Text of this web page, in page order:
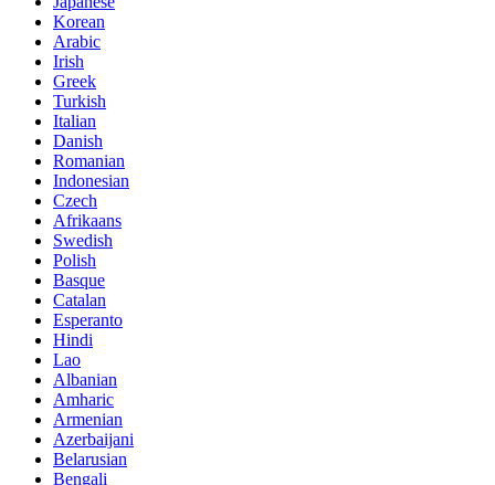
Korean
Arabic
Irish
Greek
Turkish
Italian
Danish
Romanian
Indonesian
Czech
Afrikaans
Swedish
Polish
Basque
Catalan
Esperanto
Hindi
Lao
Albanian
Amharic
Armenian
Azerbaijani
Belarusian
Bengali